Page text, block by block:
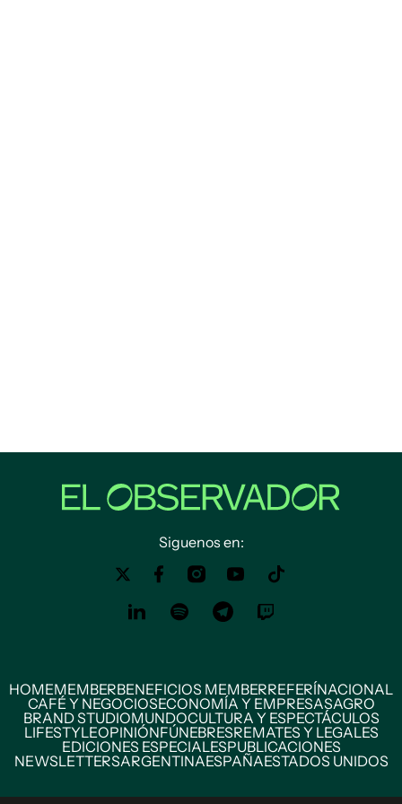
Siguenos en:
HOMEMEMBERBENEFICIOS MEMBERREFERÍNACIONAL
CAFÉ Y NEGOCIOSECONOMÍA Y EMPRESASAGRO
BRAND STUDIOMUNDOCULTURA Y ESPECTÁCULOS
LIFESTYLEOPINIÓNFÚNEBRESREMATES Y LEGALES
EDICIONES ESPECIALESPUBLICACIONES
NEWSLETTERSARGENTINAESPAÑAESTADOS UNIDOS